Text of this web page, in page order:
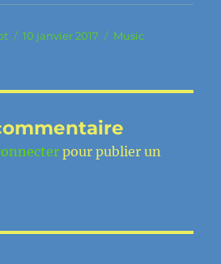
Publié
10 janvier 2017 Catégories
Music
pour publier un